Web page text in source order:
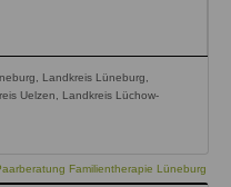
Landkreis Lüneburg,
Uelzen, Landkreis Lüchow-
Familientherapie Lüneburg